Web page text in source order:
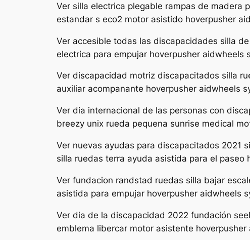
Ver silla electrica plegable rampas de madera
estandar s eco2 motor asistido hoverpusher
Ver accesible todas las discapacidades silla
electrica para empujar hoverpusher aidwheels
Ver discapacidad motriz discapacitados silla
auxiliar acompanante hoverpusher aidwheels
Ver dia internacional de las personas con
breezy unix rueda pequena sunrise medical
Ver nuevas ayudas para discapacitados 2021
silla ruedas terra ayuda asistida para el paseo
Ver fundacion randstad ruedas silla bajar
asistida para empujar hoverpusher aidwheels
Ver dia de la discapacidad 2022 fundación
emblema libercar motor asistente hoverpusher